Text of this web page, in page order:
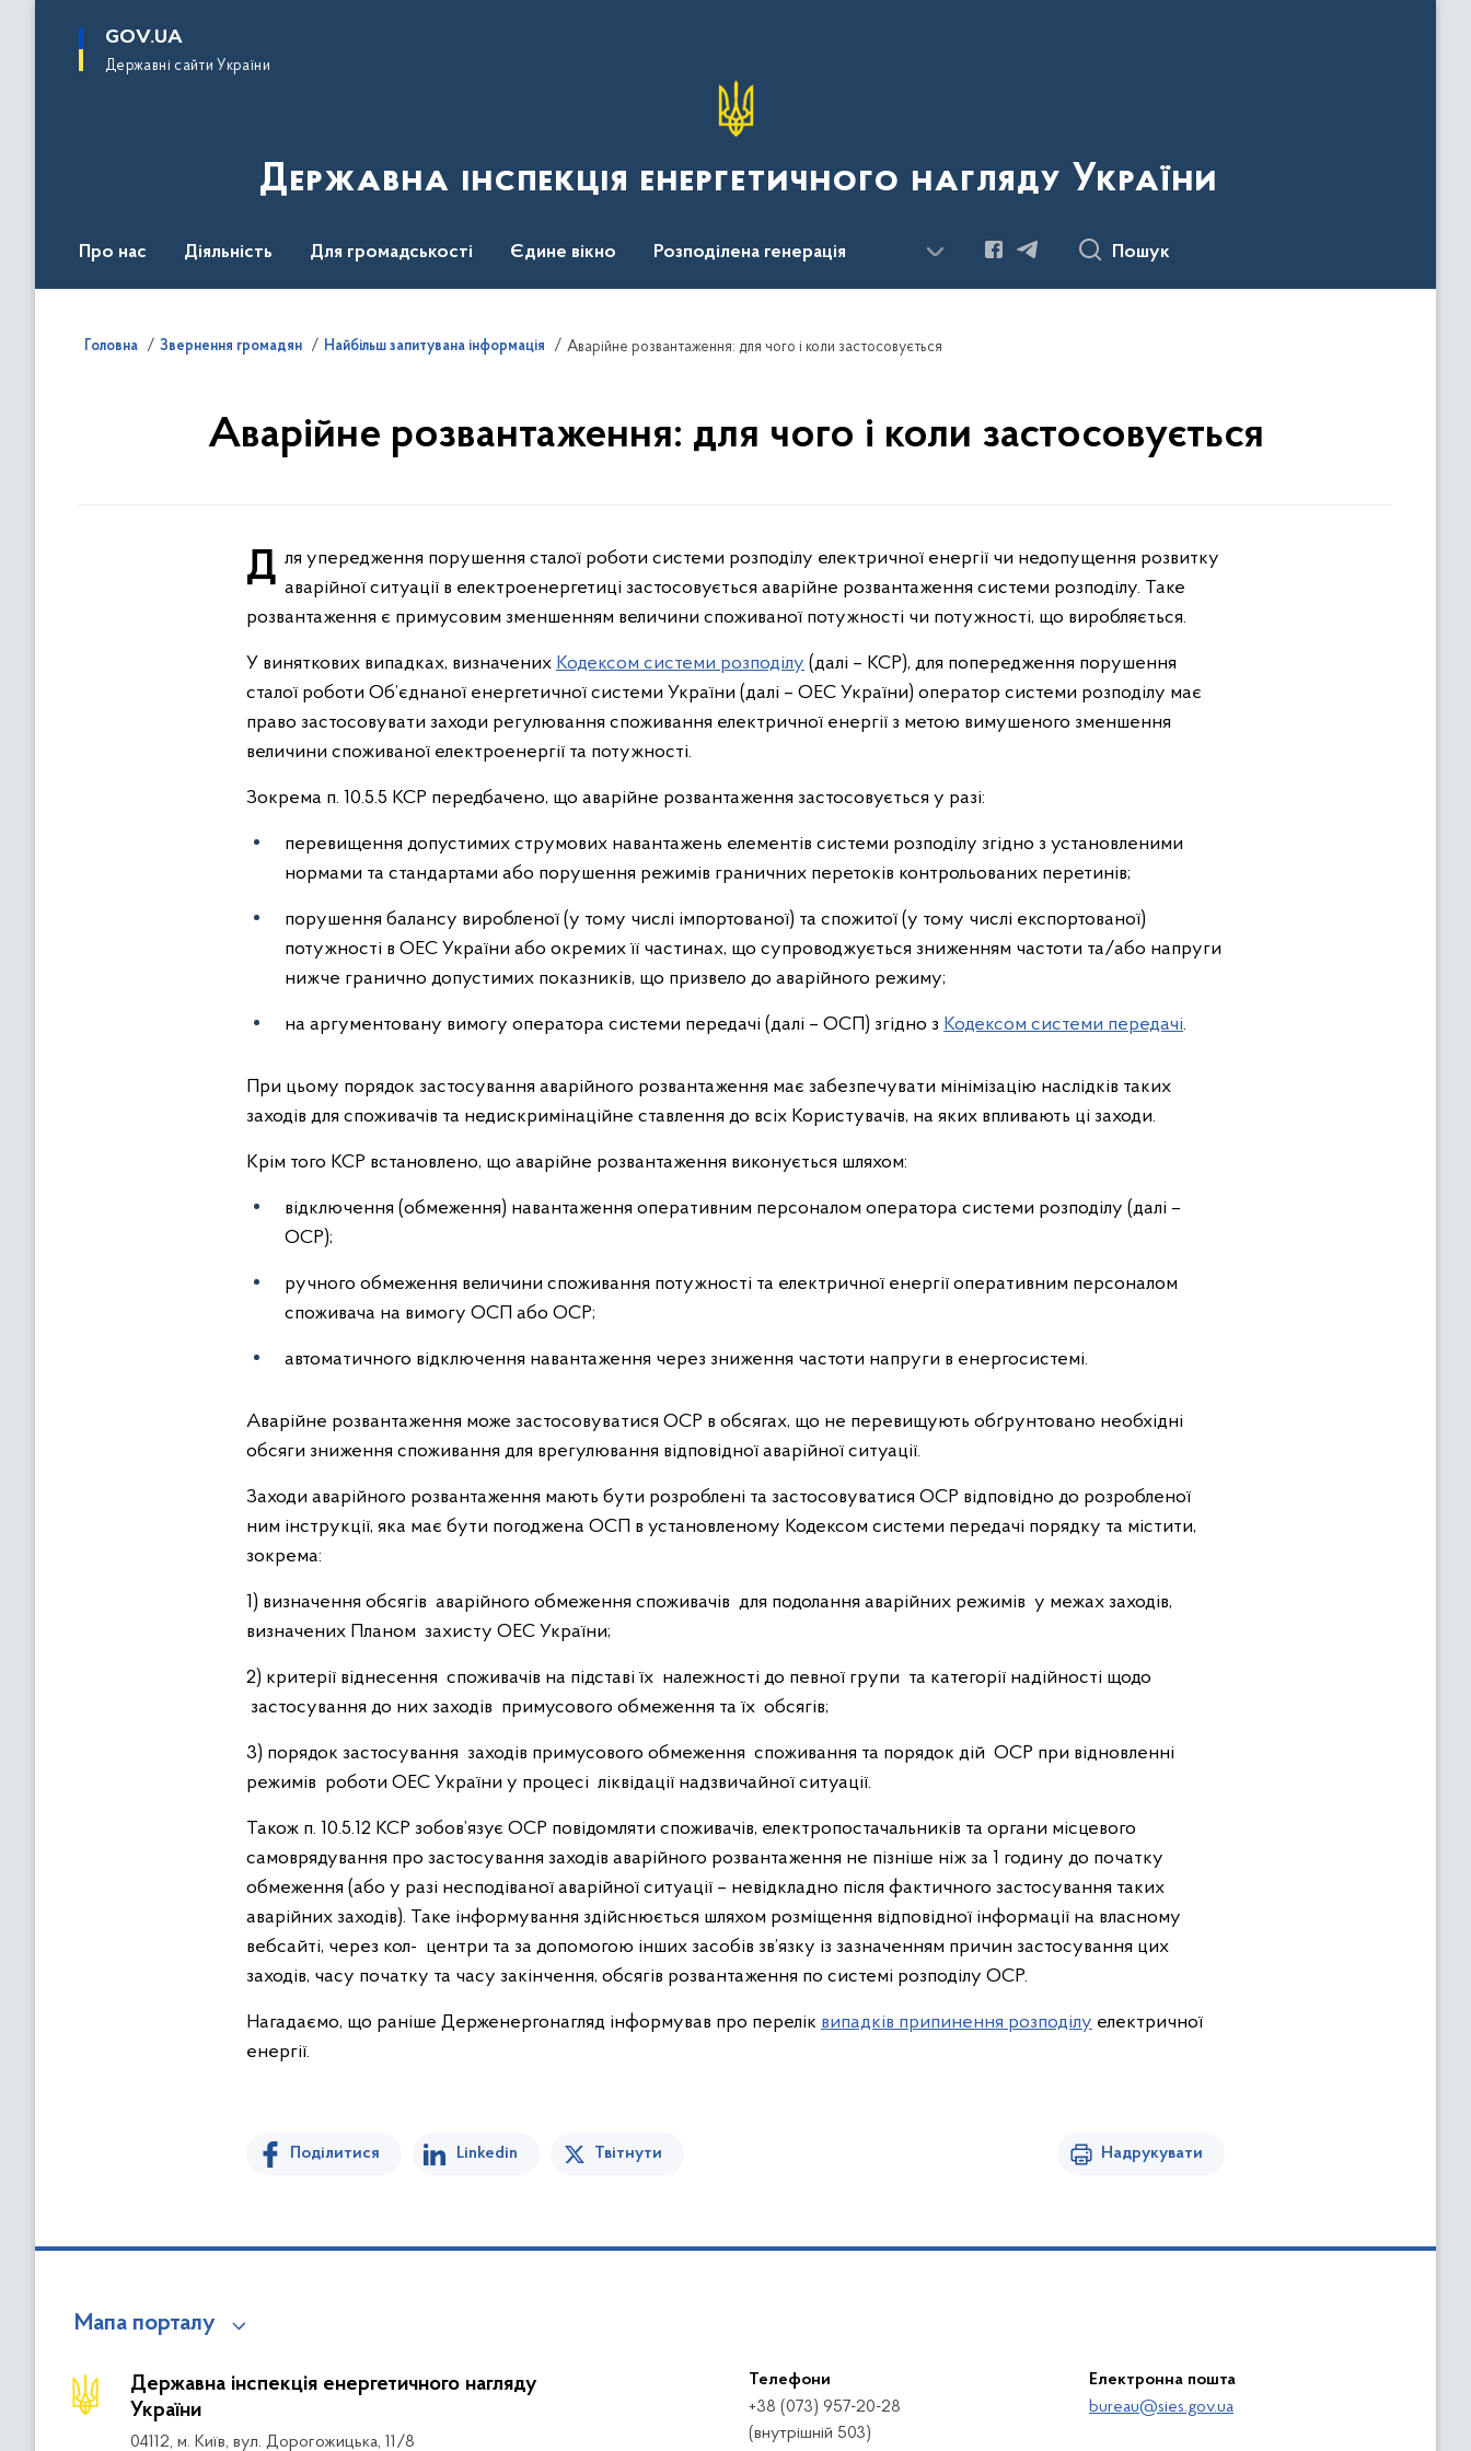
основного
GOV.UA
Державні сайти України
Державна інспекція енергетичного нагляду України
Про нас Діяльність Для громадськості Єдине вікно Розподілена генерація Пошук
Головна Звернення громадян Найбільш запитувана інформація Аварійне розвантаження: для чого і коли застосовується
Аварійне розвантаження: для чого і коли застосовується
Для упередження порушення сталої роботи системи розподілу електричної енергії чи недопущення розвитку аварійної ситуації в електроенергетиці застосовується аварійне розвантаження системи розподілу. Таке
розвантаження є примусовим зменшенням величини споживаної потужності чи потужності, що виробляється.
У виняткових випадках, визначених Кодексом системи розподілу (далі – КСР), для попередження порушення
сталої роботи Об’єднаної енергетичної системи України (далі – ОЕС України) оператор системи розподілу має
право застосовувати заходи регулювання споживання електричної енергії з метою вимушеного зменшення
величини споживаної електроенергії та потужності.
Зокрема п. 10.5.5 КСР передбачено, що аварійне розвантаження застосовується у разі:
перевищення допустимих струмових навантажень елементів системи розподілу згідно з установленими
нормами та стандартами або порушення режимів граничних перетоків контрольованих перетинів;
порушення балансу виробленої (у тому числі імпортованої) та спожитої (у тому числі експортованої)
потужності в ОЕС України або окремих її частинах, що супроводжується зниженням частоти та/або напруги
нижче гранично допустимих показників, що призвело до аварійного режиму;
на аргументовану вимогу оператора системи передачі (далі – ОСП) згідно з Кодексом системи передачі.
При цьому порядок застосування аварійного розвантаження має забезпечувати мінімізацію наслідків таких
заходів для споживачів та недискримінаційне ставлення до всіх Користувачів, на яких впливають ці заходи.
Крім того КСР встановлено, що аварійне розвантаження виконується шляхом:
відключення (обмеження) навантаження оперативним персоналом оператора системи розподілу (далі –
ОСР);
ручного обмеження величини споживання потужності та електричної енергії оперативним персоналом
споживача на вимогу ОСП або ОСР;
автоматичного відключення навантаження через зниження частоти напруги в енергосистемі.
Аварійне розвантаження може застосовуватися ОСР в обсягах, що не перевищують обґрунтовано необхідні
обсяги зниження споживання для врегулювання відповідної аварійної ситуації.
Заходи аварійного розвантаження мають бути розроблені та застосовуватися ОСР відповідно до розробленої
ним інструкції, яка має бути погоджена ОСП в установленому Кодексом системи передачі порядку та містити,
зокрема:
1) визначення обсягів аварійного обмеження споживачів для подолання аварійних режимів у межах заходів,
визначених Планом захисту ОЕС України;
2) критерії віднесення споживачів на підставі їх належності до певної групи та категорії надійності щодо
застосування до них заходів примусового обмеження та їх обсягів;
3) порядок застосування заходів примусового обмеження споживання та порядок дій ОСР при відновленні
режимів роботи ОЕС України у процесі ліквідації надзвичайної ситуації.
Також п. 10.5.12 КСР зобов’язує ОСР повідомляти споживачів, електропостачальників та органи місцевого
самоврядування про застосування заходів аварійного розвантаження не пізніше ніж за 1 годину до початку
обмеження (або у разі несподіваної аварійної ситуації – невідкладно після фактичного застосування таких
аварійних заходів). Таке інформування здійснюється шляхом розміщення відповідної інформації на власному
вебсайті, через кол- центри та за допомогою інших засобів зв’язку із зазначенням причин застосування цих
заходів, часу початку та часу закінчення, обсягів розвантаження по системі розподілу ОСР.
Нагадаємо, що раніше Держенергонагляд інформував про перелік випадків припинення розподілу електричної
енергії.
Поділитися Linkedin Твітнути Надрукувати
Мапа порталу
Державна інспекція енергетичного нагляду
України
04112, м. Київ, вул. Дорогожицька, 11/8
Телефони
+38 (073) 957-20-28
(внутрішній 503)
Електронна пошта
bureau@sies.gov.ua